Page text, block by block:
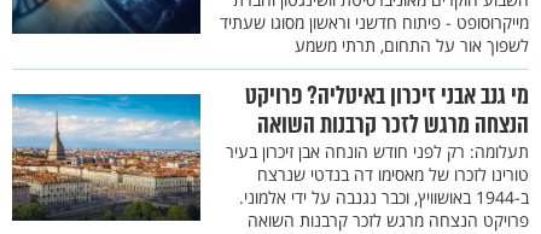
מייקרוסופט - פיתוח חדשני וראשון מסוגו שעתיד
לשפוך אור על התחום, תרתי משמע
מי גנב אבני זיכרון באיטליה? פרויקט
הנצחה מרגש לזכר קרבנות השואה
תעלומה: רק לפני חודש הונחה אבן זיכרון בעיר
טורינו לזכרו של מאסימו דה בנדטי שנרצח
ב-1944 באושוויץ, וכבר נגנבה על ידי אלמוני.
פרויקט הנצחה מרגש לזכר קרבנות השואה